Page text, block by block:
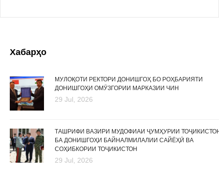
Хабарҳо
МУЛОҚОТИ РЕКТОРИ ДОНИШГОҲ БО РОҲБАРИЯТИ
ДОНИШГОҲИ ОМӮЗГОРИИ МАРКАЗИИ ЧИН
29 Jul, 2026
ТАШРИФИ ВАЗИРИ МУДОФИАИ ҶУМҲУРИИ
БА ДОНИШГОҲИ БАЙНАЛМИЛАЛИИ САЙЁҲӢ ВА
СОҲИБКОРИИ ТОҶИКИСТОН
29 Jul, 2026